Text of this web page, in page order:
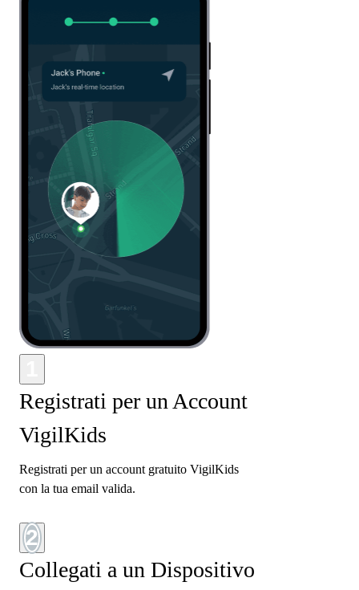
Registrati per un Account
VigilKids
Registrati per un account gratuito VigilKids
con la tua email valida.
2
Collegati a un Dispositivo